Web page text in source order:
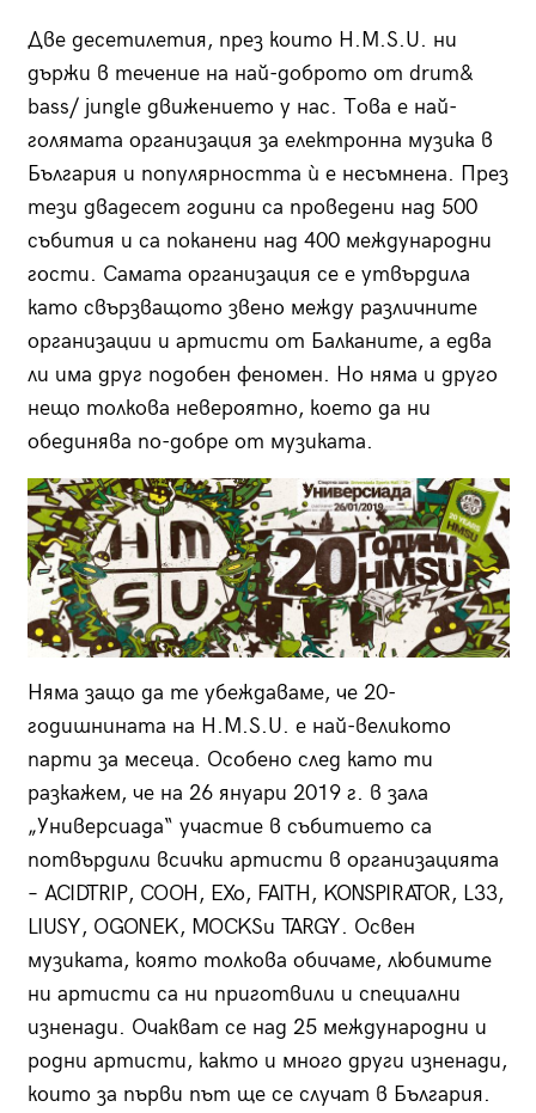
Две десетилетия, през които H.M.S.U. ни
държи в течение на най-доброто от drum&
bass/ jungle движението у нас. Това е най-
голямата организация за електронна музика в
България и популярността ѝ е несъмнена. През
тези двадесет години са проведени над 500
събития и са поканени над 400 международни
гости. Самата организация се е утвърдила
като свързващото звено между различните
организации и артисти от Балканите, а едва
ли има друг подобен феномен. Но няма и друго
нещо толкова невероятно, което да ни
обединява по-добре от музиката.
Няма защо да те убеждаваме, че 20-
годишнината на H.M.S.U. е най-великото
парти за месеца. Особено след като ти
разкажем, че на 26 януари 2019 г. в зала
„Универсиада“ участие в събитието са
потвърдили всички артисти в организацията
– ACIDTRIP, COOH, EXo, FAITH, KONSPIRATOR, L33,
LIUSY, OGONEK, MOCKSи TARGY. Освен
музиката, която толкова обичаме, любимите
ни артисти са ни приготвили и специални
изненади. Очакват се над 25 международни и
родни артисти, както и много други изненади,
които за първи път ще се случат в България.